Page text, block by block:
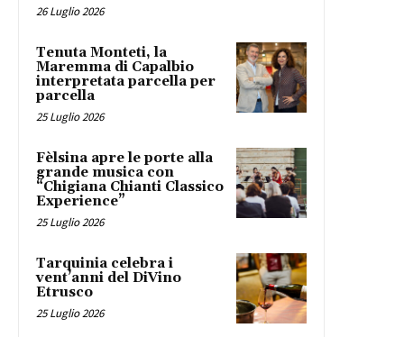
26 Luglio 2026
Tenuta Monteti, la
Maremma di Capalbio
interpretata parcella per
parcella
25 Luglio 2026
Fèlsina apre le porte alla
grande musica con
“Chigiana Chianti Classico
Experience”
25 Luglio 2026
Tarquinia celebra i
vent’anni del DiVino
Etrusco
25 Luglio 2026